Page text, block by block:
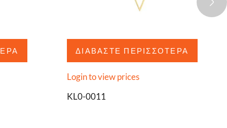
ΔΙΑΒΆΣΤΕ ΠΕΡΙΣΣΌΤΕΡΑ
Login to view prices
KL0-0011